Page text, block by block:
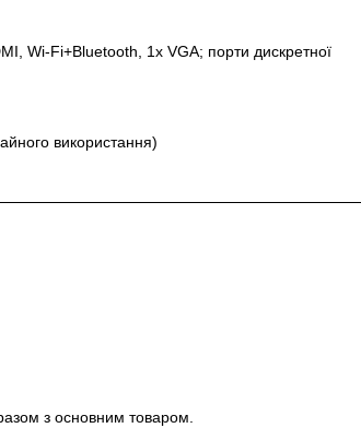
Wi-Fi+Bluetooth, 1x VGA; порти дискретної
використання)
з основним товаром.